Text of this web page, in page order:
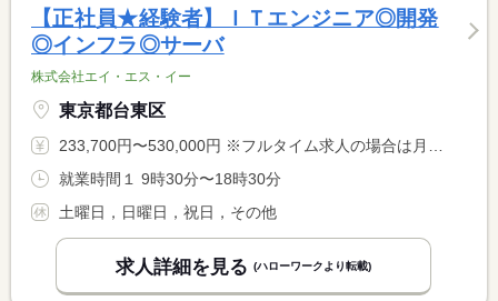
【正社員★経験者】ＩＴエンジニア◎開発
◎インフラ◎サーバ
株式会社エイ・エス・イー
東京都台東区
233,700円〜530,000円 ※フルタイム求人の場合は月額（換算額）、パート求人の場合は時間額を表示しています。
就業時間１ 9時30分〜18時30分
土曜日，日曜日，祝日，その他
求人詳細を見る (ハローワークより転載)